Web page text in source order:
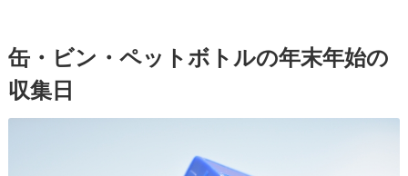
缶・ビン・ペットボトルの年末年始の
収集日